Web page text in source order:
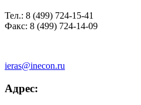
Тел.: 8 (499) 724-15-41
Факс: 8 (499) 724-14-09
ieras@inecon.ru
Адрес: